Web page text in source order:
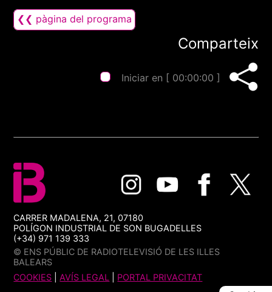
❮❮ pàgina del programa
Comparteix
Iniciar en [ 00:00:00 ]
CARRER MADALENA, 21, 07180
POLÍGON INDUSTRIAL DE SON BUGADELLES
(+34) 971 139 333
© ENS PÚBLIC DE RADIOTELEVISIÓ DE LES ILLES
BALEARS
COOKIES |AVÍS LEGAL PORTAL PRIVACITAT